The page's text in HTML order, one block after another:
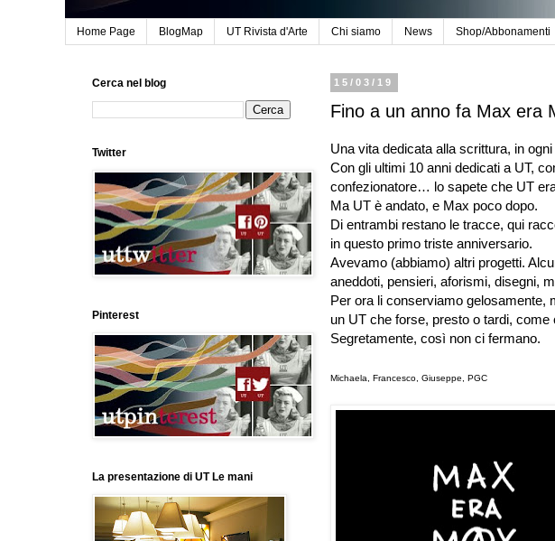
Home Page BlogMap UT Rivista d'Arte Chi siamo News Shop/Abbonamenti
15/03/19
Fino a un anno fa Max era
Una vita dedicata alla scrittura, in
Con gli ultimi 10 anni dedicati a UT,
confezionatore… lo sapete che UT
Ma UT è andato, e Max poco dopo.
Di entrambi restano le tracce, qui
in questo primo triste anniversario.
Avevamo (abbiamo) altri progetti.
aneddoti, pensieri, aforismi, disegni,
Per ora li conserviamo gelosamente,
un UT che forse, presto o tardi, come
Segretamente, così non ci fermano.
Michaela, Francesco, Giuseppe, PGC
Cerca nel blog
Twitter
Pinterest
La presentazione di UT Le mani